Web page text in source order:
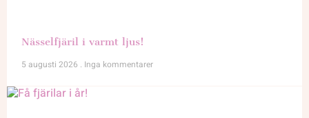
Nässelfjäril i varmt ljus!
5 augusti 2026
Inga kommentarer